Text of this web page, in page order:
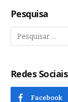
Pesquisa
Redes Sociais
Facebook